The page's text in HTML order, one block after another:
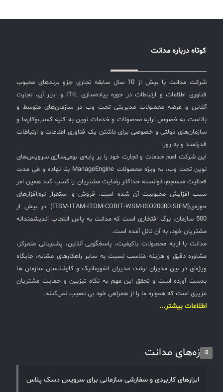
کوتاه درباره مدانت
شرکت مدانت با بیش از 10 سال سابقه تجاری جزو برندهای محبوب
فناوری اطلاعات و ارتباطات در حوزه پیاده‌سازی ITIL و ابزار آن، تجارت
آنلاین و عرضه محصولات مدیریتی تحت وب در سازمان‌های متوسط و
بالاست به خصوص ارایه محصولات و خدمات نوین به کلیه کسب‌وکارها و
سازمان‌های دولتی و خصوصی برای داشتن یک فناوری اطلاعات و ارتباطات
قدرتمند و به روز.
این شرکت اهم خدمات و تجارت خود را بر پایه‌ی بومی‌سازی سرویس‌های
نوین تحت وب، به ویژه محصولات ManageEngine بنا نهاده و طی مدت
فعالیت منسجم، توانسته حداکثر رضایت مشتریان را کسب کند همین امر
سبب افزایش محبوبیت آن شده است. فروش و استقرار نرم‌افزارهای
حوزه‌ی(ITSM-ITAM-ITOM-COBIT-WSM-ISO20000-SIEM) در بیش از
500 سازمان، برگ افتخاری است که مدانت به پاس انتخاب اندیشمندانه
مشتریان خود، به آن نائل آمده است.
مدانت با ارایه محصولات باکیفیت، پاسخگویی آنلاین، پشتیبانی متمرکز،
مشاوره دقیق و هزینه مناسب نسبت به سایر راهکارهای مشابه، جایگاه
ویژه‌ای در بین مدیران ارشد، مدیران انفورماتیک و کارشناسان سازمان ها
بدست آورده است و تحقق این مهم به نگاه تیزبین و حمایت مشتریان
عزیزی است که همواره ما را از همراهی خود بی نصیب نمی‌کنند.
اطلاعات بیشتر...
تازه‌های مدانت0
ابزارهای کاربردی و سفارشی سازمانی برای سرویس دسک پلاس